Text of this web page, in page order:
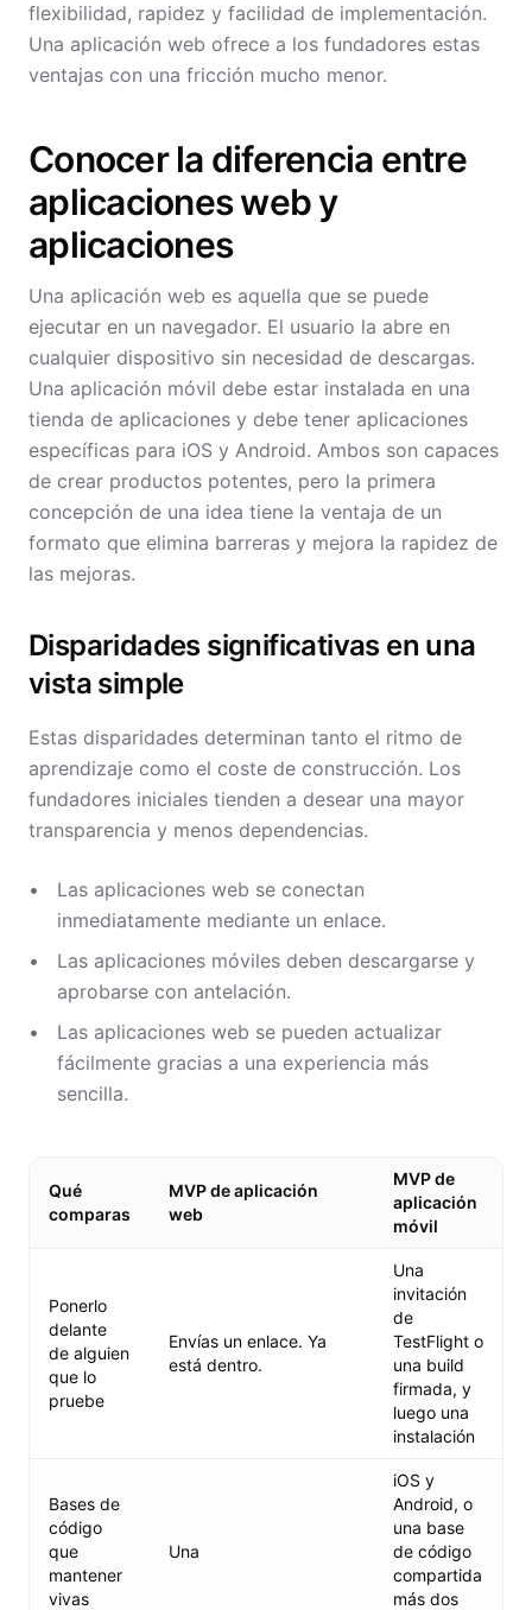
flexibilidad, rapidez y facilidad de implementación.
Una aplicación web ofrece a los fundadores estas
ventajas con una fricción mucho menor.
Conocer la diferencia entre
aplicaciones web y
aplicaciones
Una aplicación web es aquella que se puede
ejecutar en un navegador. El usuario la abre en
cualquier dispositivo sin necesidad de descargas.
Una aplicación móvil debe estar instalada en una
tienda de aplicaciones y debe tener aplicaciones
específicas para iOS y Android. Ambos son capaces
de crear productos potentes, pero la primera
concepción de una idea tiene la ventaja de un
formato que elimina barreras y mejora la rapidez de
las mejoras.
Disparidades significativas en una
vista simple
Estas disparidades determinan tanto el ritmo de
aprendizaje como el coste de construcción. Los
fundadores iniciales tienden a desear una mayor
transparencia y menos dependencias.
Las aplicaciones web se conectan
inmediatamente mediante un enlace.
Las aplicaciones móviles deben descargarse y
aprobarse con antelación.
Las aplicaciones web se pueden actualizar
fácilmente gracias a una experiencia más
sencilla.
Qué
comparas
MVP de aplicación
web
MVP de
aplicación
móvil
Ponerlo
delante
de alguien
que lo
pruebe
Envías un enlace. Ya
está dentro.
Una
invitación
de
TestFlight o
una build
firmada, y
luego una
instalación
Bases de
código
que
mantener
vivas
Una
iOS y
Android, o
una base
de código
compartida
más dos